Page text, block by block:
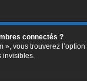
connectés ?
», vous trouverez l’option
invisibles.